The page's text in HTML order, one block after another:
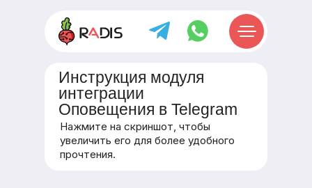
Инструкция модуля
интеграции
Оповещения в Telegram
Нажмите на скриншот, чтобы
увеличить его для более удобного
прочтения.